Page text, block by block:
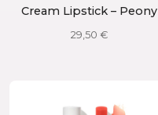
Cream Lipstick – Peony
29,50€